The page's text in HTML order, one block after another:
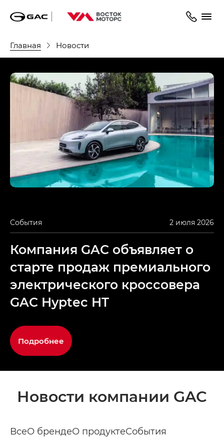
Главная Новости
События 2 июля 2026
Компания GAC объявляет о
старте продаж премиального
электрического кроссовера
GAC Hyptec HT
Подробнее
Новости компании GAC
ВсеО брендеО продуктеСобытия